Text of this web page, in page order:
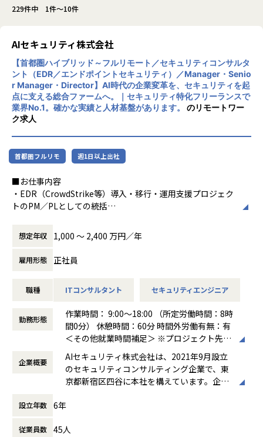
229件中 1件～10件
AIセキュリティ株式会社
【首都圏ハイブリッド～フルリモート／セキュリティコンサルタ
ント（EDR／エンドポイントセキュリティ）／Manager・Senio
r Manager・Director】AI時代の企業変革を、セキュリティを起
点に支える総合ファームへ。｜セキュリティ特化フリーランスで
業界No.1。確かな実績と人材基盤があります。
のリモートワー
ク求人
首都圏フルリモ 週1日以上出社
■お仕事内容
・EDR（CrowdStrike等）導入・移行・運用支援プロジェク
トのPM／PLとしての統括
の構想策定、設計のリード
・SOC／MDR運用設計、インシデント対応（IR）体制構築の
支援
・検知ルール・運用プロセスの高度化、チューニング方針の
・ユニット（チーム）のマネジメント、メンバー育成、デリ
・顧客への提案活動、経営層・部門責任者への報告・折衝
・ベンダーアライアンス（CrowdStrike）を活かした提案・
ソリューション開発
・（Senior Manager）複数プロジェクトの同時統括、案件
創出・事業推進のリード
・（Director）EDR／エンドポイント領域全体の事業・売上
■このポジションの魅力
想定年収 1,000 〜 2,400 万円／年
雇用形態 正社員
職種 ITコンサルタント セキュリティエンジニア
勤務形態
作業時間： 9:00～18:00 （所定労働時間：8時
間0分） 休憩時間：60分 時間外労働有無：有
＜その他就業時間補足＞ ※プロジェクト先に
よる。 ※シニアコンサルタント以上は専門業
務型裁量労働制（みなし労働時間8時間）の
場合、時間外労働なし
働き方：裁量労働制
時間外労働の有無： 有（月平均0時間～30時
間）
休憩時間： 60分
企業概要
AIセキュリティ株式会社は、2021年9月設立
のセキュリティコンサルティング企業で、東
京都新宿区四谷に本社を構えています。企業
げ、企業の持続的な成長と価値向上を支援す
コンサルティング、サイバーセキュリティコ
設立年数 6年
従業員数 45人